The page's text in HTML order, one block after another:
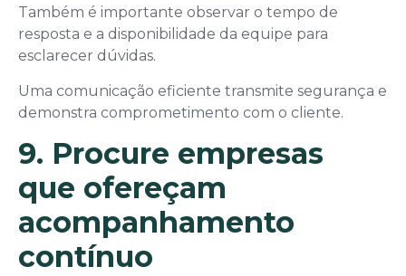
Também é importante observar o tempo de
resposta e a disponibilidade da equipe para
esclarecer dúvidas.
Uma comunicação eficiente transmite segurança e
demonstra comprometimento com o cliente.
9. Procure empresas
que ofereçam
acompanhamento
contínuo